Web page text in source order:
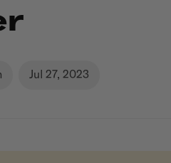
Jul 27, 2023